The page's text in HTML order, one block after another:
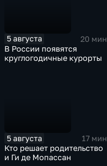
5 августа
20 мин
В России появятся
круглогодичные курорты
5 августа
17 мин
Кто решает родительство
и Ги де Мопассан